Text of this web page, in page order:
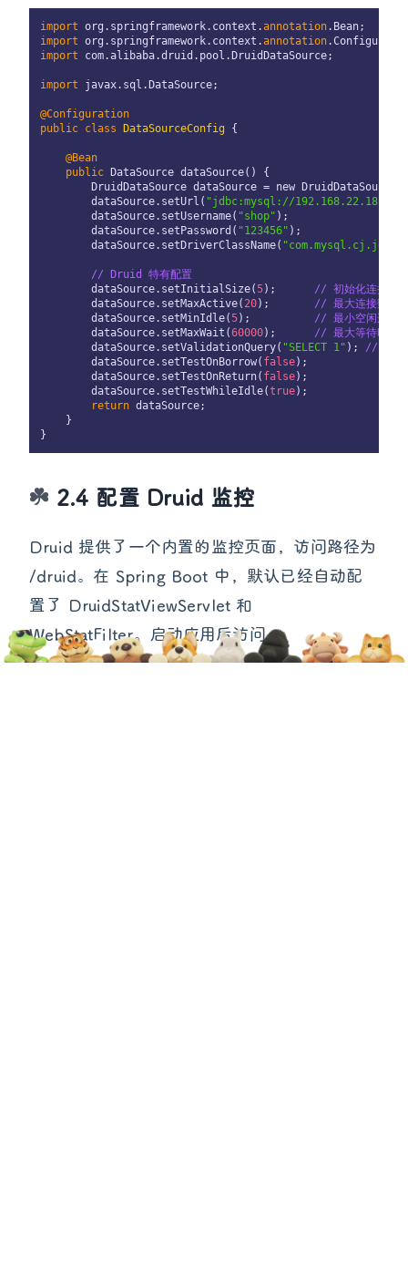
import org.springframework.context.annotation
import org.springframework.context.annotation
import com.alibaba.druid.pool.DruidDataSource;
import javax.sql.DataSource;
@Configuration
public class DataSourceConfig {
@Bean
public DataSource dataSource() {
DruidDataSource dataSource = new
        dataSource.setUrl(
"jdbc:mysql://
        dataSource.setUsername(
"shop" );
        dataSource.setPassword(
"123456" );
        dataSource.setDriverClassName(
// Druid 特有配置
        dataSource.setInitialSize(
5); // 初始化连接数
        dataSource.setMaxActive(
20); // 最大连接数
        dataSource.setMinIdle(
5); // 最小空闲连接
        dataSource.setMaxWait(
60000); // 最大等待时间
        dataSource.setValidationQuery(
"SELECT 1" ); // 验证
        dataSource.setTestOnBorrow(
false);
        dataSource.setTestOnReturn(
false);
        dataSource.setTestWhileIdle(
true);
return dataSource;
    }
2.4 配置 Druid 监控
Druid 提供了一个内置的监控页面，访问路径为
/druid。在 Spring Boot 中，默认已经自动配
置了 DruidStatViewServlet 和
WebStatFilter。启动应用后访问
http://localhost:8080/druid 即可查看监控界